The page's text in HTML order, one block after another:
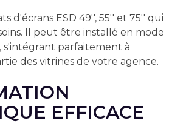
d'écrans ESD 49'', 55'' et 75'' qui
Il peut être installé en mode
s'intégrant parfaitement à
des vitrines de votre agence.
EFFICACE